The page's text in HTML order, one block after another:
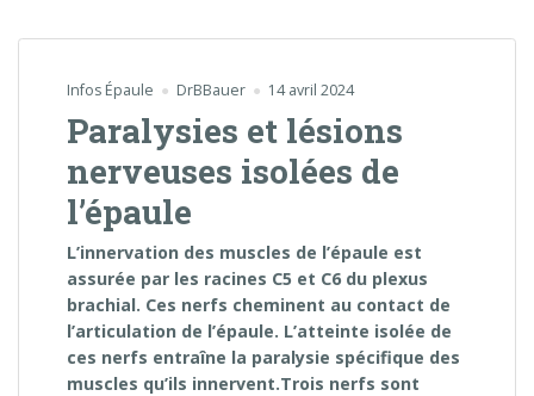
Infos Épaule DrBBauer 14 avril 2024
Paralysies et lésions
nerveuses isolées de
l’épaule
L’innervation des muscles de l’épaule est
assurée par les racines C5 et C6 du plexus
brachial. Ces nerfs cheminent au contact de
l’articulation de l’épaule. L’atteinte isolée de
ces nerfs entraîne la paralysie spécifique des
muscles qu’ils innervent.Trois nerfs sont